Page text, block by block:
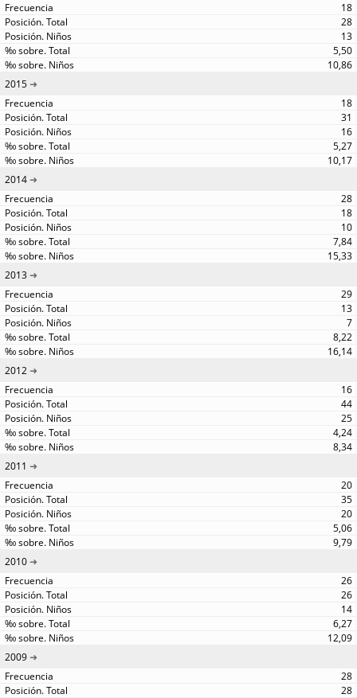
18
28
13
5,50
10,86
2015
18
31
16
5,27
10,17
2014
28
18
10
7,84
15,33
2013
29
13
7
8,22
16,14
2012
16
44
25
4,24
8,34
2011
20
35
20
5,06
9,79
2010
26
26
14
6,27
12,09
2009
28
28